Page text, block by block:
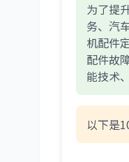
为了提
务、汽
机配件
配件故
能技术
以下是